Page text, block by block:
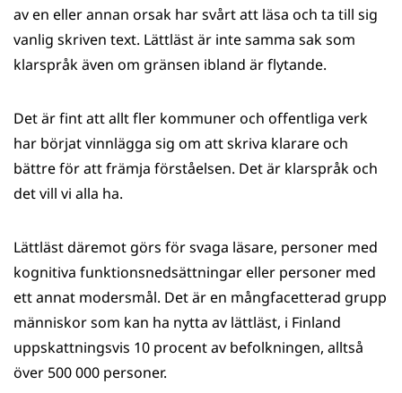
av en eller annan orsak har svårt att läsa och ta till sig
vanlig skriven text. Lättläst är inte samma sak som
klarspråk även om gränsen ibland är flytande.
Det är fint att allt fler kommuner och offentliga verk
har börjat vinnlägga sig om att skriva klarare och
bättre för att främja förståelsen. Det är klarspråk och
det vill vi alla ha.
Lättläst däremot görs för svaga läsare, personer med
kognitiva funktionsnedsättningar eller personer med
ett annat modersmål. Det är en mångfacetterad grupp
människor som kan ha nytta av lättläst, i Finland
uppskattningsvis 10 procent av befolkningen, alltså
över 500 000 personer.